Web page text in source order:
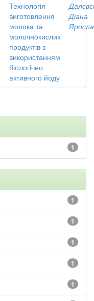
Технологія
виготовлення
молока та
молочнокислих
продуктів з
використанням
біологічно
активного йоду
Діана
1
1
1
1
1
1